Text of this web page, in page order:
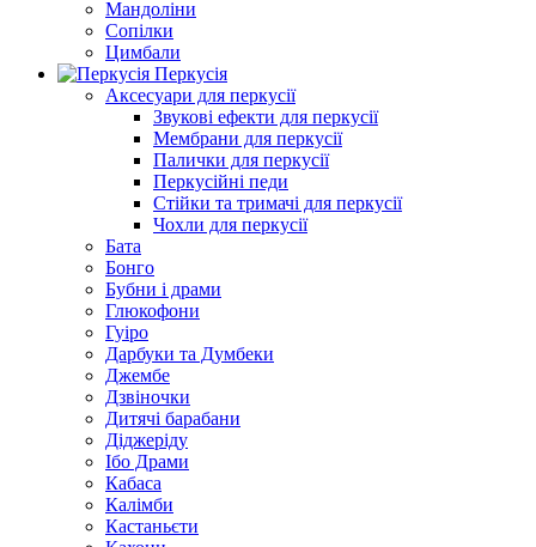
Мандоліни
Сопілки
Цимбали
Перкусія
Аксесуари для перкусії
Звукові ефекти для перкусії
Мембрани для перкусії
Палички для перкусії
Перкусійні педи
Стійки та тримачі для перкусії
Чохли для перкусії
Бата
Бонго
Бубни і драми
Глюкофони
Гуіро
Дарбуки та Думбеки
Джембе
Дзвіночки
Дитячі барабани
Діджеріду
Ібо Драми
Кабаса
Калімби
Кастаньєти